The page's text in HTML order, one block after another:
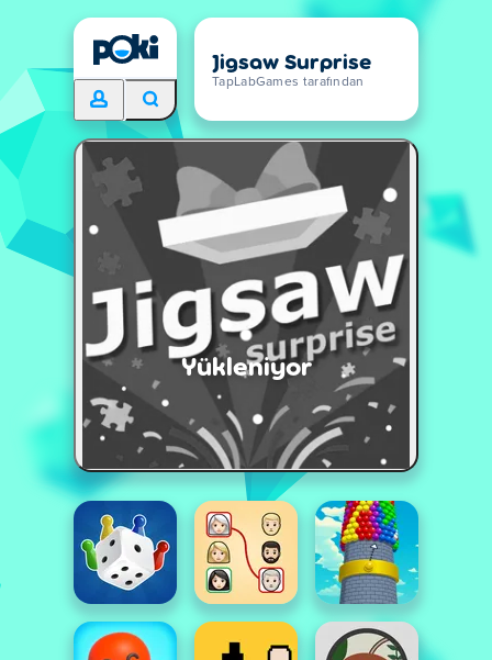
Jigsaw Surprise
TapLabGames tarafından
Yükleniyor